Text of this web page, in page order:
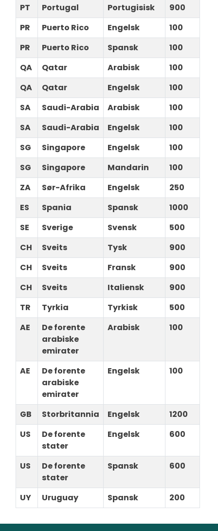
PT
Portugal Portugisisk
900
PR
Puerto Rico Engelsk
100
PR
Puerto Rico Spansk
100
QA
Qatar Arabisk
100
QA
Qatar Engelsk
100
SA
Saudi-Arabia Arabisk
100
SA
Saudi-Arabia Engelsk
100
SG
Singapore Engelsk
100
SG
Singapore Mandarin
100
ZA
Sør-Afrika Engelsk
250
ES
Spania Spansk
1000
SE
Sverige Svensk
500
CH
Sveits Tysk
900
CH
Sveits Fransk
900
CH
Sveits Italiensk
900
TR
Tyrkia Tyrkisk
500
AE
De forente
arabiske
emirater
Arabisk 100
AE
De forente
arabiske
emirater
Engelsk 100
GB Storbritannia Engelsk
1200
US
De forente
stater
Engelsk 600
US
De forente
stater
Spansk 600
UY Uruguay Spansk 200